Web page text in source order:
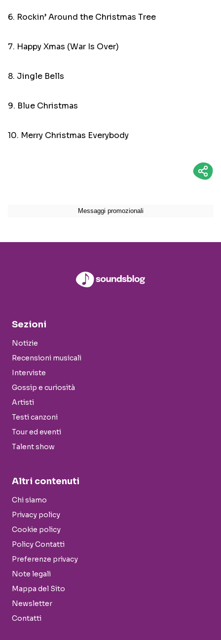
6. Rockin’ Around the Christmas Tree
7. Happy Xmas (War Is Over)
8. Jingle Bells
9. Blue Christmas
10. Merry Christmas Everybody
Sezioni
Notizie
Recensioni musicali
Interviste
Gossip e curiosità
Artisti
Testi canzoni
Tour ed eventi
Talent show
Altri contenuti
Chi siamo
Privacy policy
Cookie policy
Policy Contatti
Preferenze privacy
Note legali
Mappa del Sito
Newsletter
Contatti